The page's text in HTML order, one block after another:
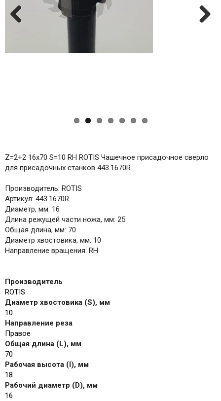
Z=2+2 16x70 S=10 RH ROTIS Чашечное присадочное сверло
для присадочных станков 443.1670R
Производитель: ROTIS
Артикул: 443.1670R
Диаметр, мм: 16
Длина режущей части ножа, мм: 25
Общая длина, мм: 70
Диаметр хвостовика, мм: 10
Направление вращения: RH
Производитель
ROTIS
Диаметр хвостовика (S), мм
10
Направление реза
Правое
Общая длина (L), мм
70
Рабочая высота (I), мм
18
Рабочий диаметр (D), мм
16